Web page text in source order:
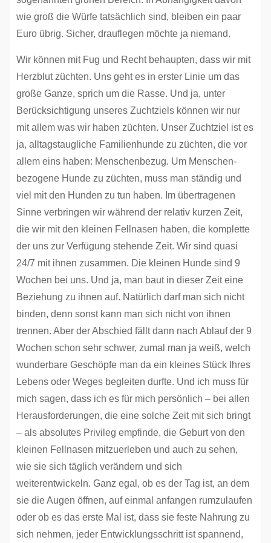
wie groß die Würfe tatsächlich sind, bleiben ein paar
Euro übrig. Sicher, drauflegen möchte ja niemand.
Wir können mit Fug und Recht behaupten, dass wir mit
Herzblut züchten. Uns geht es in erster Linie um das
große Ganze, sprich um die Rasse. Und ja, unter
Berücksichtigung unseres Zuchtziels können wir nur
mit allem was wir haben züchten. Unser Zuchtziel ist es
ja, alltagstaugliche Familienhunde zu züchten, die vor
allem eins haben: Menschenbezug. Um Menschen-
bezogene Hunde zu züchten, muss man ständig und
viel mit den Hunden zu tun haben. Im übertragenen
Sinne verbringen wir während der relativ kurzen Zeit,
die wir mit den kleinen Fellnasen haben, die komplette
der uns zur Verfügung stehende Zeit. Wir sind quasi
24/7 mit ihnen zusammen. Die kleinen Hunde sind 9
Wochen bei uns. Und ja, man baut in dieser Zeit eine
Beziehung zu ihnen auf. Natürlich darf man sich nicht
binden, denn sonst kann man sich nicht von ihnen
trennen. Aber der Abschied fällt dann nach Ablauf der 9
Wochen schon sehr schwer, zumal man ja weiß, welch
wunderbare Geschöpfe man da ein kleines Stück Ihres
Lebens oder Weges begleiten durfte. Und ich muss für
mich sagen, dass ich es für mich persönlich – bei allen
Herausforderungen, die eine solche Zeit mit sich bringt
– als absolutes Privileg empfinde, die Geburt von den
kleinen Fellnasen mitzuerleben und auch zu sehen,
wie sie sich täglich verändern und sich
weiterentwickeln. Ganz egal, ob es der Tag ist, an dem
sie die Augen öffnen, auf einmal anfangen rumzulaufen
oder ob es das erste Mal ist, dass sie feste Nahrung zu
sich nehmen, jeder Entwicklungsschritt ist spannend,